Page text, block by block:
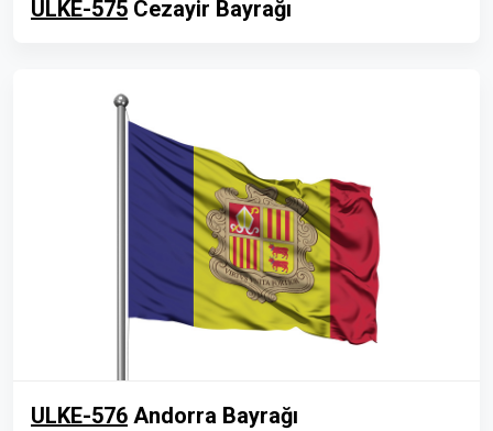
ULKE-575 Cezayir Bayrağı
ULKE-576 Andorra Bayrağı